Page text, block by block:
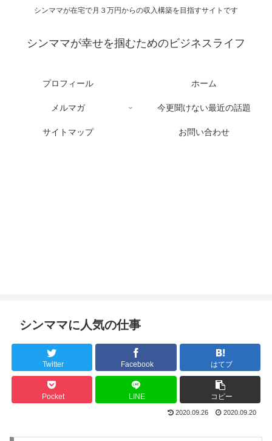
シンママが在宅で月３万円からの収入構築を目指すサイトです
シンママが幸せを掴むためのビジネスライフ
プロフィール ホーム
メルマガ 今更聞けない最近の話題
サイトマップ お問い合わせ
シンママに人気の仕事
Twitter Facebook はてブ
Pocket LINE コピー
2020.09.26 2020.09.20